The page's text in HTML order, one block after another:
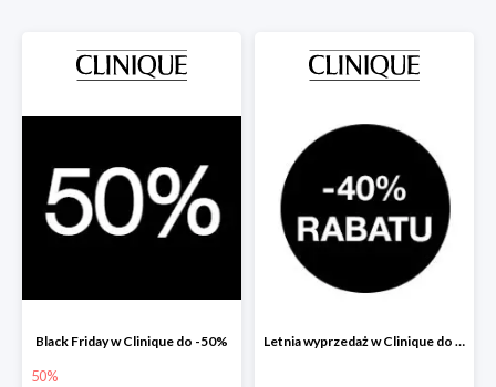
Black Friday w Clinique do -50%
50%
Letnia wyprzedaż w Clinique do -40%